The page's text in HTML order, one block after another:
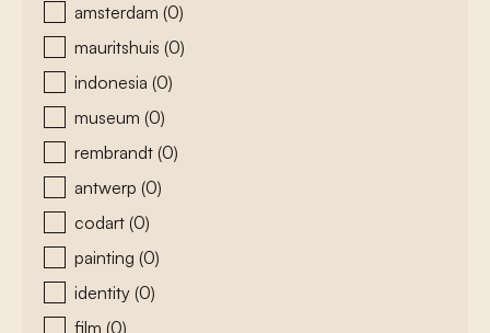
amsterdam (0)
mauritshuis (0)
indonesia (0)
museum (0)
rembrandt (0)
antwerp (0)
codart (0)
painting (0)
identity (0)
film (0)